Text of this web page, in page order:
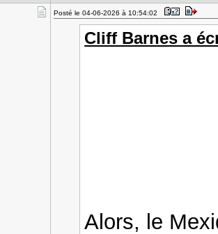
Posté le 04-06-2026 à 10:54:02
Cliff Barnes a
Alors, le